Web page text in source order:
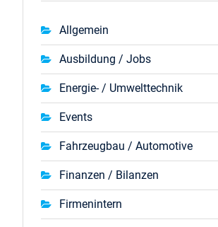
Allgemein
Ausbildung / Jobs
Energie- / Umwelttechnik
Events
Fahrzeugbau / Automotive
Finanzen / Bilanzen
Firmenintern